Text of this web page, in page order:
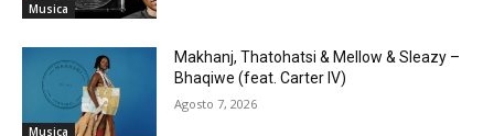
Musica
Musica
Makhanj, Thatohatsi & Mellow & Sleazy –
Bhaqiwe (feat. Carter IV)
Agosto 7, 2026